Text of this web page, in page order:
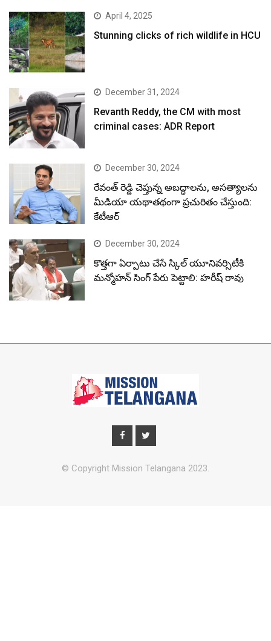
April 4, 2025
Stunning clicks of rich wildlife in HCU
December 31, 2024
Revanth Reddy, the CM with most
criminal cases: ADR Report
December 30, 2024
రేవంత్ రెడ్డి చెప్తున్న అబద్ధాలను, అసత్యాలను
మీడియా యథాతథంగా ప్రచురితం చేస్తుంది:
కేటీఆర్
December 30, 2024
కొత్తగా ఏర్పాటు చేసే స్కిల్ యూనివర్సిటీకి
మన్మోహన్ సింగ్ పేరు పెట్టాలి: హరీష్ రావు
© Copyright Mission Telangana 2023.